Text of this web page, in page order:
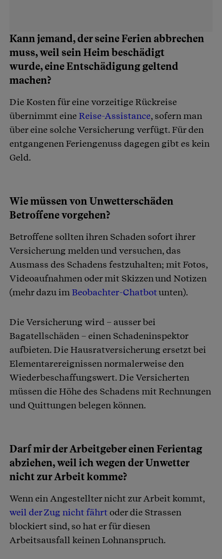
Kann jemand, der seine Ferien abbrechen
muss, weil sein Heim beschädigt
wurde, eine Entschädigung geltend
machen?
Die Kosten für eine vorzeitige Rückreise
übernimmt eineReise-Assistance, sofern man
über eine solche Versicherung verfügt. Für den
entgangenen Feriengenuss dagegen gibt es kein
Geld.
Wie müssen von Unwetterschäden
Betroffene vorgehen?
Betroffene sollten ihren Schaden sofort ihrer
Versicherung melden und versuchen, das
Ausmass des Schadens festzuhalten; mit Fotos,
Videoaufnahmen oder mit Skizzen und Notizen
(mehr dazu imBeobachter-Chatbotunten).
Die Versicherung wird – ausser bei
Bagatellschäden – einen Schadeninspektor
aufbieten. Die Hausratversicherung ersetzt bei
Elementarereignissen normalerweise den
Wiederbeschaffungswert. Die Versicherten
müssen die Höhe des Schadens mit Rechnungen
und Quittungen belegen können.
Darf mir der Arbeitgeber einen Ferientag
abziehen, weil ich wegen der Unwetter
nicht zur Arbeit komme?
Wenn ein Angestellter nicht zur Arbeit kommt,
weil der Zug nicht fährtoder die Strassen
blockiert sind, so hat er für diesen
Arbeitsausfall keinen Lohnanspruch.